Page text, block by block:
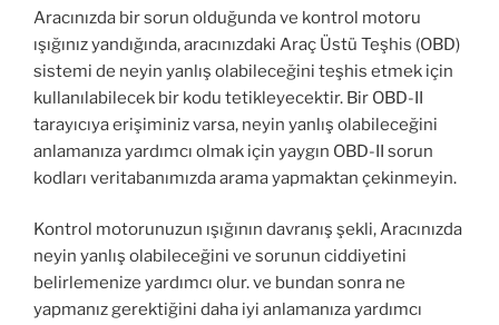
Aracınızda bir sorun olduğunda ve kontrol motoru
ışığınız yandığında, aracınızdaki Araç Üstü Teşhis (OBD)
sistemi de neyin yanlış olabileceğini teşhis etmek için
kullanılabilecek bir kodu tetikleyecektir. Bir OBD-II
tarayıcıya erişiminiz varsa, neyin yanlış olabileceğini
anlamanıza yardımcı olmak için yaygın OBD-II sorun
kodları veritabanımızda arama yapmaktan çekinmeyin.
Kontrol motorunuzun ışığının davranış şekli, Aracınızda
neyin yanlış olabileceğini ve sorunun ciddiyetini
belirlemenize yardımcı olur. ve bundan sonra ne
yapmanız gerektiğini daha iyi anlamanıza yardımcı